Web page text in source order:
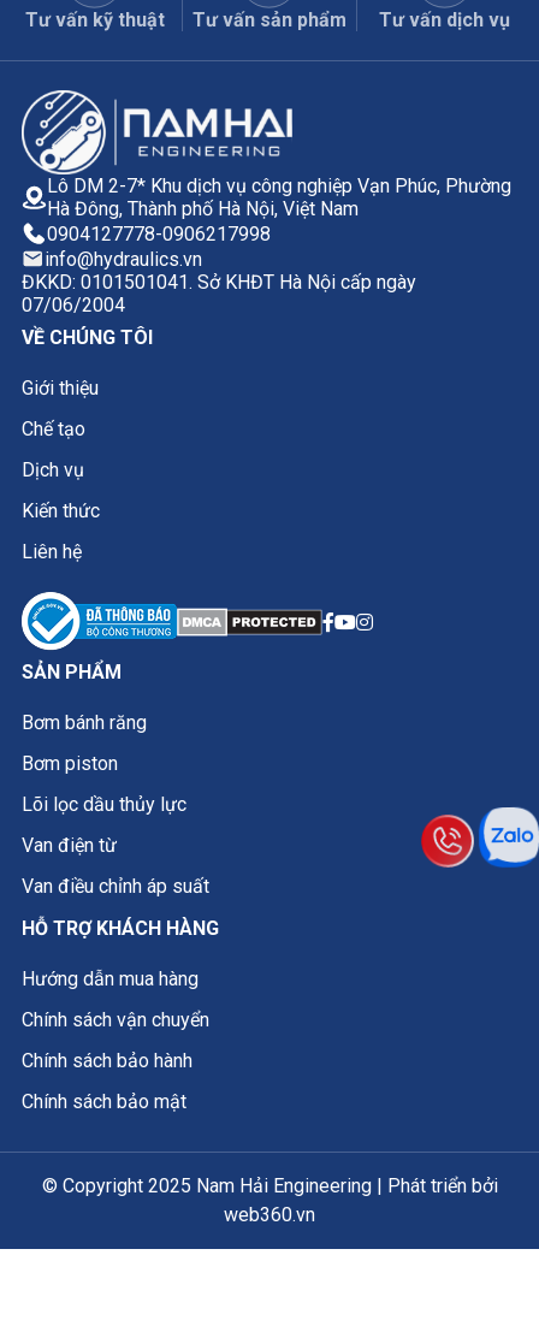
Tư vấn kỹ thuật Tư vấn sản phẩm Tư vấn dịch vụ
Lô DM 2-7* Khu dịch vụ công nghiệp Vạn Phúc, Phường
Hà Đông, Thành phố Hà Nội, Việt Nam
0904127778-0906217998
info@hydraulics.vn
ĐKKD: 0101501041. Sở KHĐT Hà Nội cấp ngày
07/06/2004
VỀ CHÚNG TÔI
Giới thiệu
Chế tạo
Dịch vụ
Kiến thức
Liên hệ
SẢN PHẨM
Bơm bánh răng
Bơm piston
Lõi lọc dầu thủy lực
Van điện từ
Van điều chỉnh áp suất
HỖ TRỢ KHÁCH HÀNG
Hướng dẫn mua hàng
Chính sách vận chuyển
Chính sách bảo hành
Chính sách bảo mật
© Copyright 2025 Nam Hải Engineering | Phát triển bởi
web360.vn